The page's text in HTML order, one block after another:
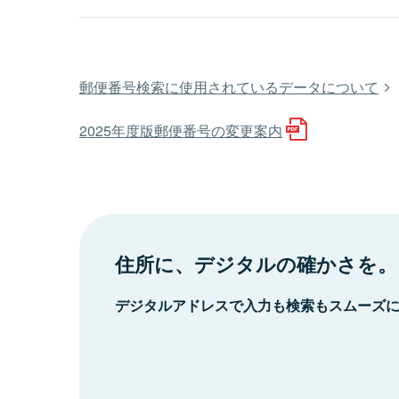
郵便番号検索に使用されているデータについて
2025年度版郵便番号の変更案内
住所に、デジタルの確かさを。
デジタルアドレスで入力も検索もスムーズ